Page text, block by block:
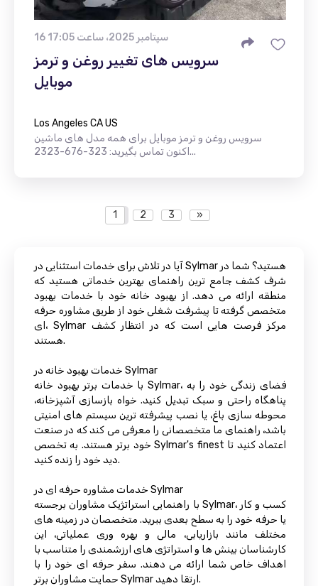
16 سپتامبر 2025، ساعت 17:05
سرویس های تغییر روغن و ترمز
موبایل
Los Angeles CA US
سرویس روغن و ترمز موبایل برای همه مدل های ماشین
اکنون تماس بگیرید: 323-676-2323...
1 2 3 »
آیا در تلاش برای خدمات استثنایی در Sylmar هستید؟ شما در
شرف کشف جامع ترین راهنمای بهترین خدماتی هستید که
منطقه ارائه می دهد. از بهبود خانه خود با خدمات بهبود
متخصص گرفته تا پیشرفت شغلی خود از طریق مشاوره حرفه
ای، Sylmar مرکز فرصت هایی است که در انتظار کشف
هستند.
خدمات بهبود خانه در Sylmar
با خدمات برتر بهبود خانه Sylmar، فضای زندگی خود را به
پناهگاه راحتی و سبک تبدیل کنید. خواه بازسازی آشپزخانه،
محوطه سازی باغ، یا نصب پیشرفته ترین سیستم های امنیتی
باشد، راهنمای ما متخصصانی را معرفی می کند که در صنعت
خود برتر هستند. به تخصص Sylmar's finest اعتماد کنید تا
دید خود را زنده کنید.
خدمات مشاوره حرفه ای در Sylmar
با راهنمایی استراتژیک مشاوران برجسته Sylmar، کسب و کار
یا حرفه خود را به سطح بعدی ببرید. متخصصان در زمینه های
مختلف مانند بازاریابی، مالی و بهره وری عملیاتی، این
کارشناسان بینش ها و استراتژی های ارزشمندی را متناسب با
اهداف خاص شما ارائه می دهند. سفر حرفه ای خود را با
حمایت مشاوران برتر Sylmar ارتقا دهید.